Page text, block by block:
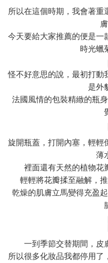
所以在這個時期，我會著
今天要給大家推薦的便是
時光蠟
怪不好意思的說，最初打
是外
法國風情的包裝精緻的瓶
旋開瓶蓋，打開內塞，輕輕
薄
裡面還有天然的植物花
輕輕將花瓣揉至融解，
乾燥的肌膚立馬變得充盈
一到季節交替期間，皮
所以很多化妝品我都停用